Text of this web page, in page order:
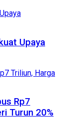
Upaya
Rp7
Turun 20%